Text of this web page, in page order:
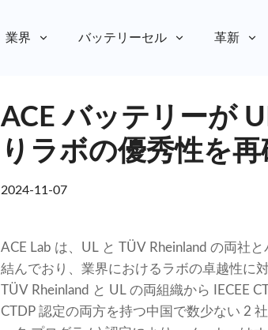
業界 バッテリーセル 革新
ACE バッテリーが
りラボの優秀性を再
2024-11-07
ACE Lab は、UL と TÜV Rheinland の両社
結んでおり、業界におけるラボの卓越性に
TÜV Rheinland と UL の両組織から IECEE
CTDP 認定の両方を持つ中国で数少ない 2